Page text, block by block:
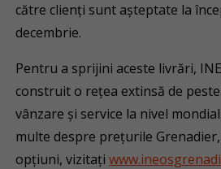
către clienți sunt așteptate la
decembrie.
Pentru a sprijini aceste livrări,
construit o rețea extinsă de
vânzare și service la nivel
multe despre prețurile
opțiuni, vizitați